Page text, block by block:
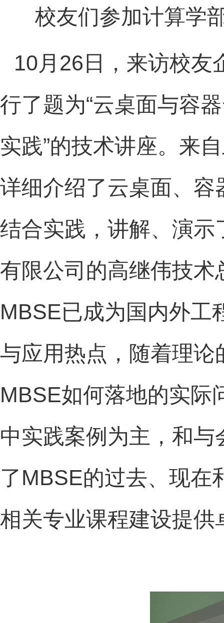
校友们参加计算学
10月 26 日，来访校友
行了题为“云桌面与容
实践”的技术讲座。来
详细介绍了云桌面、
结合实践，讲解、演
有限公司的高继伟技
MBSE已成为国内外工
与应用热点，随着理
MBSE如何落地的实际
中实践案例为主，和
了MBSE的过去、现在
相关专业课程建设提供